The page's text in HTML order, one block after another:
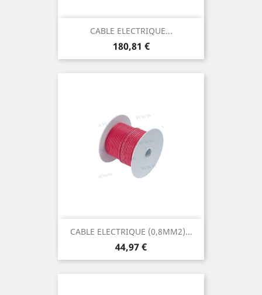
CABLE ELECTRIQUE...
Prix
180,81 €
CABLE ELECTRIQUE (0,8MM2)...
Prix
44,97 €